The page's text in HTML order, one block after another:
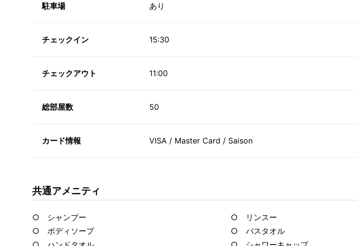
駐車場 あり
チェックイン 15:30
チェックアウト 11:00
総部屋数 50
カード情報 VISA / Master Card / Saison
共通アメニティ
○ シャンプー
○ リンスー
○ ボディソープ
○ バスタオル